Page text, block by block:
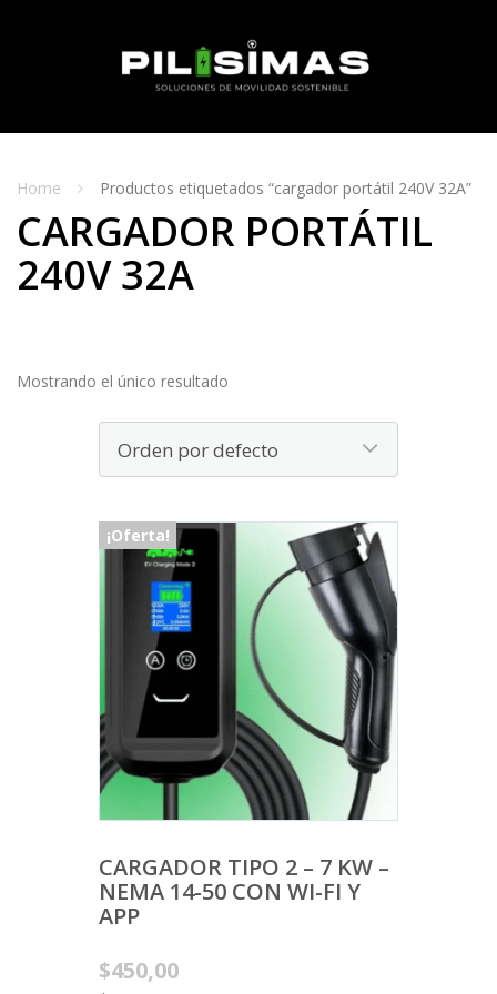
Home
Productos etiquetados “cargador portátil 240V 32A”
CARGADOR PORTÁTIL
240V 32A
Mostrando el único resultado
¡Oferta!
CARGADOR TIPO 2 – 7 KW –
NEMA 14-50 CON WI-FI Y
APP
Original
$450,00